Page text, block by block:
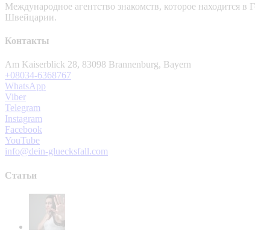
Международное агентство знакомств, которое
Швейцарии.
Контакты
Am Kaiserblick 28, 83098 Brannenburg, Bayern
+08034-6368767
WhatsApp
Viber
Telegram
Instagram
Facebook
YouTube
info@dein-gluecksfall.com
Статьи